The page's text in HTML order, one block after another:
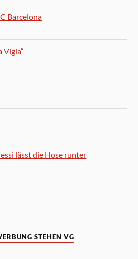
Barcelona
Vigía“
lässt die Hose runter
STEHEN VG